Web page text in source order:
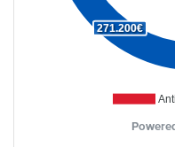
271.200€